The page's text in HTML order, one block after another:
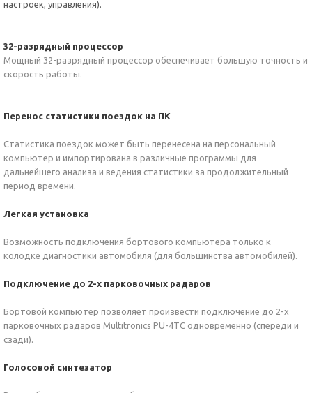
настроек, управления).
32-разрядный процессор
Мощный 32-разрядный процессор обеспечивает большую точность и
скорость работы.
Перенос статистики поездок на ПК
Статистика поездок может быть перенесена на персональный
компьютер и импортирована в различные программы для
дальнейшего анализа и ведения статистики за продолжительный
период времени.
Легкая установка
Возможность подключения бортового компьютера только к
колодке диагностики автомобиля (для большинства автомобилей).
Подключение до 2-х парковочных радаров
Бортовой компьютер позволяет произвести подключение до 2-х
парковочных радаров Multitronics PU-4TC одновременно (спереди и
сзади).
Голосовой синтезатор